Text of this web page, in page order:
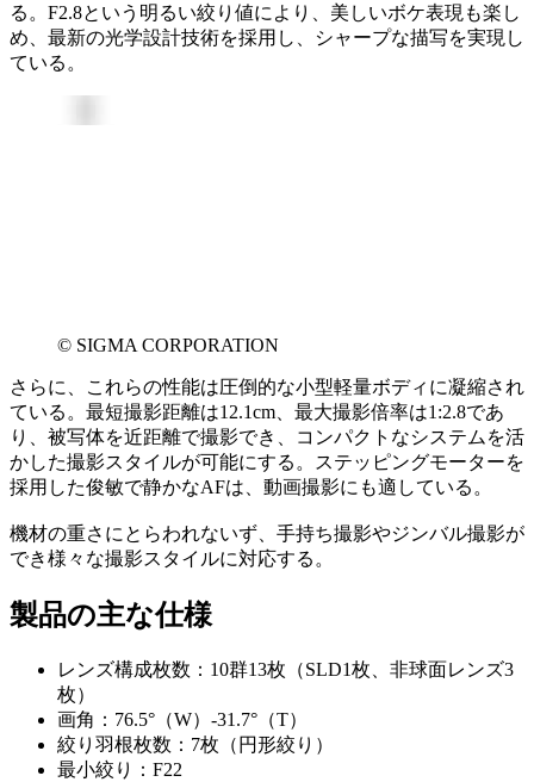
る。F2.8という明るい絞り値により、美しいボケ表現も楽し
め、最新の光学設計技術を採用し、シャープな描写を実現し
ている。
© SIGMA CORPORATION
さらに、これらの性能は圧倒的な小型軽量ボディに凝縮され
ている。最短撮影距離は12.1cm、最大撮影倍率は1:2.8であ
り、被写体を近距離で撮影でき、コンパクトなシステムを活
かした撮影スタイルが可能にする。ステッピングモーターを
採用した俊敏で静かなAFは、動画撮影にも適している。
機材の重さにとらわれないず、手持ち撮影やジンバル撮影が
でき様々な撮影スタイルに対応する。
製品の主な仕様
レンズ構成枚数：10群13枚（SLD1枚、非球面レンズ3
枚）
画角：76.5°（W）-31.7°（T）
絞り羽根枚数：7枚（円形絞り）
最小絞り：F22